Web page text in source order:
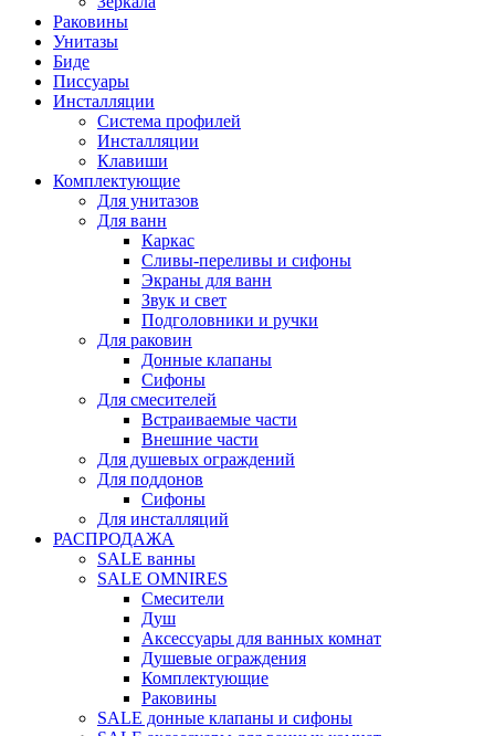
Раковины
Унитазы
Биде
Писсуары
Инсталляции
Система профилей
Инсталляции
Клавиши
Комплектующие
Для унитазов
Для ванн
Каркас
Сливы-переливы и сифоны
Экраны для ванн
Звук и свет
Подголовники и ручки
Для раковин
Донные клапаны
Сифоны
Для смесителей
Встраиваемые части
Внешние части
Для душевых ограждений
Для поддонов
Сифоны
Для инсталляций
РАСПРОДАЖА
SALE ванны
SALE OMNIRES
Смесители
Душ
Аксессуары для ванных комнат
Душевые ограждения
Комплектующие
Раковины
SALE донные клапаны и сифоны